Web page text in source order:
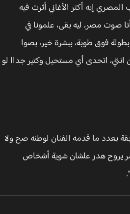
إيه أكتر الأغاني أثرت فيه
مصر، ليه بقى، علمونا في
فوق طوبة، ببشرة خير، بصوا
اتحدى أي مستحيل وكتير جداا لو
ما قدمه الفنان لوطنه صح ولا
يروح هدر علشان شوية أشخاص